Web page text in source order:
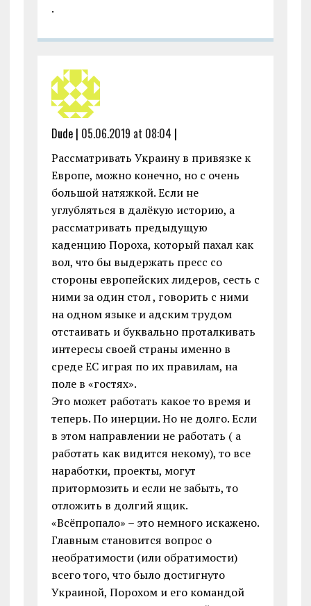
.
Dude | 05.06.2019 at 08:04 |
Рассматривать Украину в привязке к
Европе, можно конечно, но с очень
большой натяжкой. Если не
углубляться в далёкую историю, а
рассматривать предыдущую
каденцию Пороха, который пахал как
вол, что бы выдержать пресс со
стороны европейских лидеров, сесть с
ними за один стол , говорить с ними
на одном языке и адским трудом
отстаивать и буквально проталкивать
интересы своей страны именно в
среде ЕС играя по их правилам, на
поле в «гостях».
Это может работать какое то время и
теперь. По инерции. Но не долго. Если
в этом направлении не работать ( а
работать как видится некому), то все
наработки, проекты, могут
притормозить и если не забыть, то
отложить в долгий ящик.
«Всёпропало» – это немного искажено.
Главным становится вопрос о
необратимости (или обратимости)
всего того, что было достигнуто
Украиной, Порохом и его командой